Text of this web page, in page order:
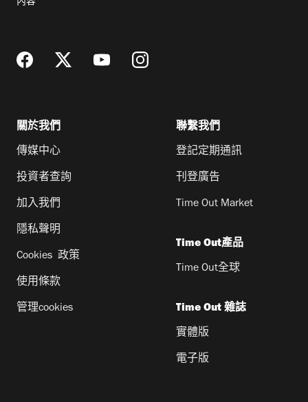
內容
關於我們
傳媒中心
投資者查詢
加入我們
隱私聲明
Cookies 政策
使用條款
管理cookies
聯繫我們
登記定期通訊
刊登廣告
Time Out Market
Time Out產品
Time Out全球
Time Out 雜誌
實體版
電子版